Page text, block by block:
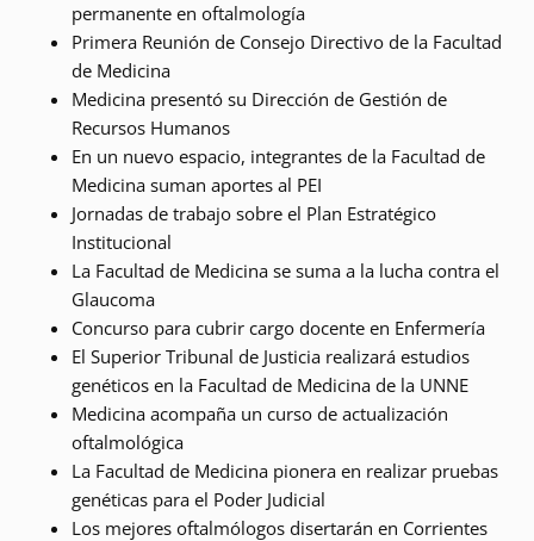
permanente en oftalmología
Primera Reunión de Consejo Directivo de la Facultad
de Medicina
Medicina presentó su Dirección de Gestión de
Recursos Humanos
En un nuevo espacio, integrantes de la Facultad de
Medicina suman aportes al PEI
Jornadas de trabajo sobre el Plan Estratégico
Institucional
La Facultad de Medicina se suma a la lucha contra el
Glaucoma
Concurso para cubrir cargo docente en Enfermería
El Superior Tribunal de Justicia realizará estudios
genéticos en la Facultad de Medicina de la UNNE
Medicina acompaña un curso de actualización
oftalmológica
La Facultad de Medicina pionera en realizar pruebas
genéticas para el Poder Judicial
Los mejores oftalmólogos disertarán en Corrientes